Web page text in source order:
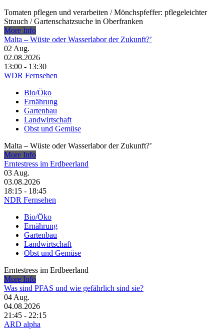
Tomaten pflegen und verarbeiten /​ Mönchspfeffer: pflegeleichter
Strauch /​ Gartenschatzsuche in Oberfranken
More Info
Malta – Wüste oder Wasserlabor der Zukunft?’
02 Aug.
02.08.2026
13:00 - 13:30
WDR Fernsehen
Bio/Öko
Ernährung
Gartenbau
Landwirtschaft
Obst und Gemüse
Malta – Wüste oder Wasserlabor der Zukunft?’
More Info
Erntestress im Erdbeerland
03 Aug.
03.08.2026
18:15 - 18:45
NDR Fernsehen
Bio/Öko
Ernährung
Gartenbau
Landwirtschaft
Obst und Gemüse
Erntestress im Erdbeerland
More Info
Was sind PFAS und wie gefährlich sind sie?
04 Aug.
04.08.2026
21:45 - 22:15
ARD alpha